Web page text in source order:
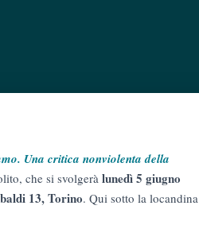
Una critica nonviolenta della
che si svolgerà lunedì 5 giugno
13, Torino. Qui sotto la locandina